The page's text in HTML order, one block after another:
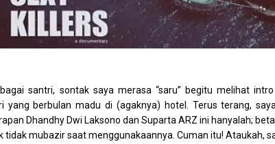
santri, sontak saya merasa “saru” begitu melihat
yang berbulan madu di (agaknya) hotel. Terus terang,
Dhandhy Dwi Laksono dan Suparta ARZ ini hanyalah;
tidak mubazir saat menggunakaannya. Cuman itu! Ataukah,